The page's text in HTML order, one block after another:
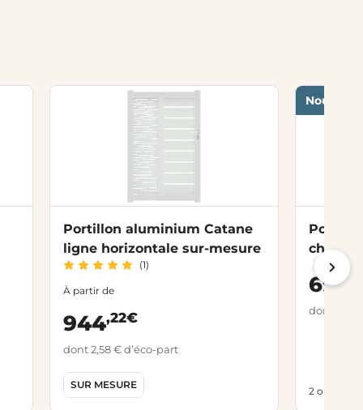
Portillon aluminium Catane
ligne horizontale sur-mesure
(1)
À partir de
944,22€
dont 2,58 € d’éco-part
SUR MESURE
Nouveau
699
dont 2,58
2 options